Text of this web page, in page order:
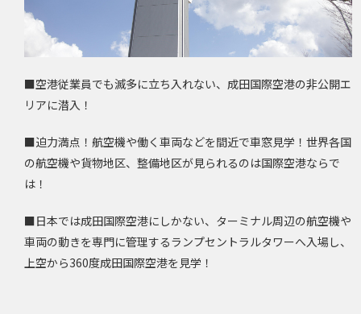
■空港従業員でも滅多に立ち入れない、成田国際空港の非公開エ
リアに潜入！
■迫力満点！航空機や働く車両などを間近で車窓見学！世界各国
の航空機や貨物地区、整備地区が見られるのは国際空港ならで
は！
■日本では成田国際空港にしかない、ターミナル周辺の航空機や
車両の動きを専門に管理するランプセントラルタワーへ入場し、
上空から360度成田国際空港を見学！